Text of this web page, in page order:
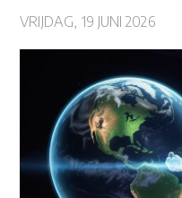
VRIJDAG, 19 JUNI 2026